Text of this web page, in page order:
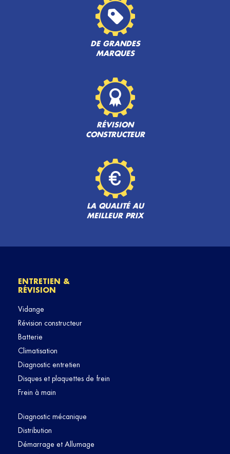
DE GRANDES
MARQUES
RÉVISION
CONSTRUCTEUR
LA QUALITÉ AU
MEILLEUR PRIX
ENTRETIEN &
RÉVISION
Vidange
Révision constructeur
Batterie
Climatisation
Diagnostic entretien
Disques et plaquettes de frein
Frein à main
Diagnostic mécanique
Distribution
Démarrage et Allumage